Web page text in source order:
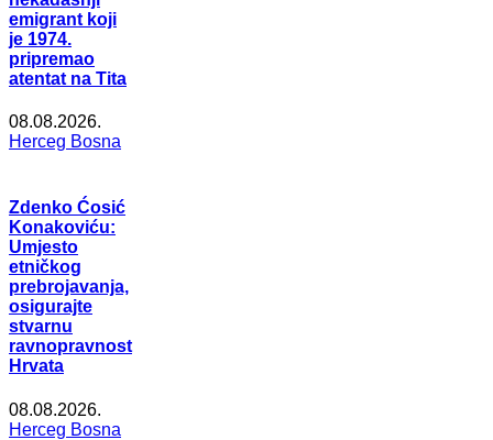
emigrant koji
je 1974.
pripremao
atentat na Tita
08.08.2026.
Herceg Bosna
Zdenko Ćosić
Konakoviću:
Umjesto
etničkog
prebrojavanja,
osigurajte
stvarnu
ravnopravnost
Hrvata
08.08.2026.
Herceg Bosna